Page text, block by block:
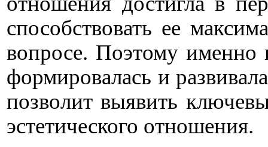
способствовать ее
вопросе. Поэтому именно
формировалась и
позволит выявить
эстетического отношения.